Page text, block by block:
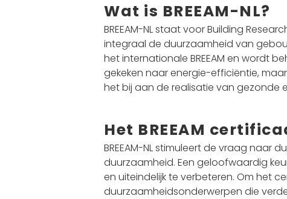
Wat is BREEAM-NL?
BREEAM-NL staat voor Building
integraal de duurzaamheid van
het internationale BREEAM en wordt
gekeken naar energie-efficiëntie,
het bij aan de realisatie van gezonde
Het BREEAM
BREEAM-NL stimuleert de vraag
duurzaamheid. Een geloofwaardig
en uiteindelijk te verbeteren. Om het
duurzaamheidsonderwerpen die